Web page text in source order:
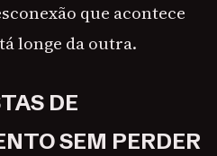
que acontece
longe da outra.
DE
SEM PERDER